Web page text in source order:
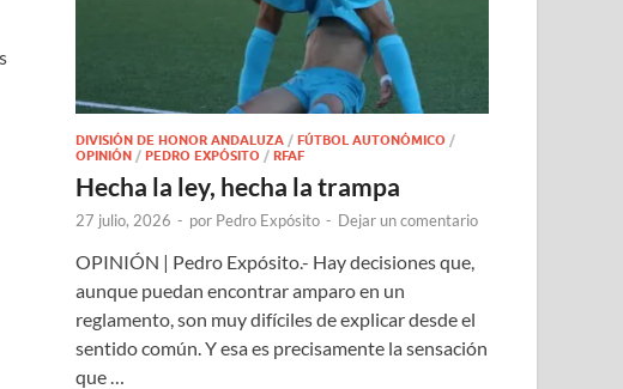
DIVISIÓN DE HONOR ANDALUZA /FÚTBOL AUTONÓMICO /
OPINIÓN /PEDRO EXPÓSITO /RFAF
Hecha la ley, hecha la trampa
27 julio, 2026 - por Pedro Expósito - Dejar un comentario
OPINIÓN | Pedro Expósito.- Hay decisiones que,
aunque puedan encontrar amparo en un
reglamento, son muy difíciles de explicar desde el
sentido común. Y esa es precisamente la sensación
que …